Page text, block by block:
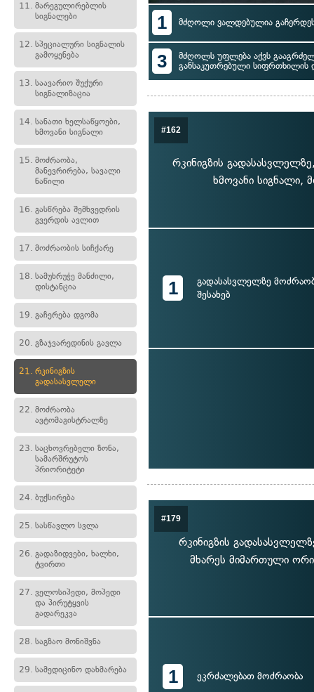
11. მარეგულირებლის
სიგნალები
12. სპეციალური სიგნალის
გამოყენება
13. საავარიო შუქური
სიგნალიზაცია
14. სანათი ხელსაწყოები,
ხმოვანი სიგნალი
15. მოძრაობა,
მანევრირება, სავალი
ნაწილი
16. გასწრება შემხვედრის
გვერდის ავლით
17. მოძრაობის სიჩქარე
18. სამუხრუჭე მანძილი,
დისტანცია
19. გაჩერება დგომა
20. გზაჯვარედინის გავლა
21. რკინიგზის
გადასასვლელი
22. მოძრაობა
ავტომაგისტრალზე
23. საცხოვრებელი ზონა,
სამარშრუტოს
პრიორიტეტი
24. ბუქსირება
25. სასწავლო სვლა
26. გადაზიდვები, ხალხი,
ტვირთი
27. ველოსიპედი, მოპედი
და პირუტყვის
გადარეკვა
28. საგზაო მონიშვნა
29. სამედიცინო დახმარება
1 მძღოლი ვალდებულია გაჩერდეს
3
მძღოლს უფლება აქვს
განსაკუთრებული სიფრთხილის
#162
რკინიგზის
ხმოვანი სიგნალი,
1
გადასასვლელზე
შესახებ
#179
რკინიგზის
მხარეს მიმართული
1 ეკრძალებათ მოძრაობა